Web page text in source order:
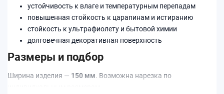
устойчивость к влаге и температурным перепадам
повышенная стойкость к царапинам и истиранию
стойкость к ультрафиолету и бытовой химии
долговечная декоративная поверхность
Размеры и подбор
Ширина изделия — 150 мм. Возможна нарезка по